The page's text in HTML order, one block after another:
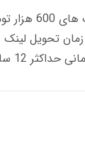
زمان
12 ساعت از طریق پیامک/ایمیل